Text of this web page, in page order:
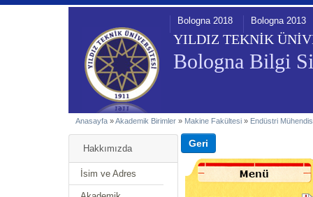
YILDIZ TEKNİK
Bologna Bilgi
Bologna 2018 Bologna 2013
Anasayfa »Akademik Birimler » Makine Fakültesi » Endüstri
Hakkımızda
İsim ve Adres